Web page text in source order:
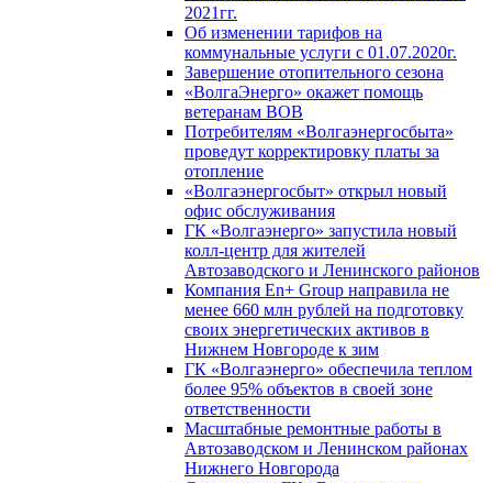
2021гг.
Об изменении тарифов на
коммунальные услуги с 01.07.2020г.
Завершение отопительного сезона
«ВолгаЭнерго» окажет помощь
ветеранам ВОВ
Потребителям «Волгаэнергосбыта»
проведут корректировку платы за
отопление
«Волгаэнергосбыт» открыл новый
офис обслуживания
ГК «Волгаэнерго» запустила новый
колл-центр для жителей
Автозаводского и Ленинского районов
Компания En+ Group направила не
менее 660 млн рублей на подготовку
своих энергетических активов в
Нижнем Новгороде к зим
ГК «Волгаэнерго» обеспечила теплом
более 95% объектов в своей зоне
ответственности
Масштабные ремонтные работы в
Автозаводском и Ленинском районах
Нижнего Новгорода